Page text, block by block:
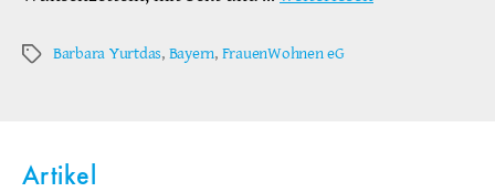
Schlagwörter
Barbara Yurtdas, Bayern, FrauenWohnen eG
Artikel